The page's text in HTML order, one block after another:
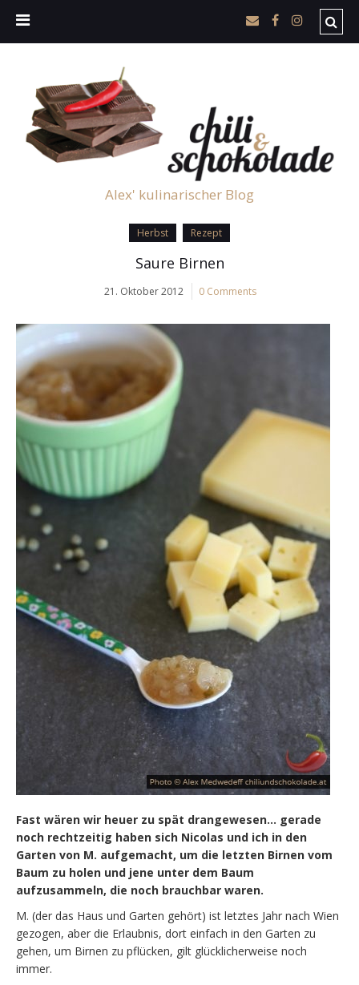
Alex' kulinarischer Blog
Herbst Rezept
Saure Birnen
21. Oktober 2012 0 Comments
Fast wären wir heuer zu spät drangewesen… gerade
noch rechtzeitig haben sich Nicolas und ich in den
Garten von M. aufgemacht, um die letzten Birnen vom
Baum zu holen und jene unter dem Baum
aufzusammeln, die noch brauchbar waren.
M. (der das Haus und Garten gehört) ist letztes Jahr nach Wien
gezogen, aber die Erlaubnis, dort einfach in den Garten zu
gehen, um Birnen zu pflücken, gilt glücklicherweise noch
immer.